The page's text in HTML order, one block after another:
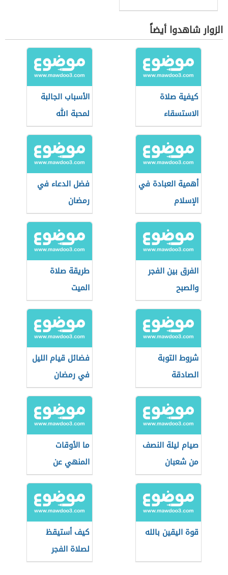
الزوار شاهدوا أيضاً
كيفية صلاة
الاستسقاء
الأسباب الجالبة
لمحبة الله
أهمية العبادة في
الإسلام
فضل الدعاء في
رمضان
الفرق بين الفجر
والصبح
طريقة صلاة
الميت
شروط التوبة
الصادقة
فضائل قيام الليل
في رمضان
صيام ليلة النصف
من شعبان
ما الأوقات
المنهي عن
الصلاة فيها؟
قوة اليقين بالله
كيف أستيقظ
لصلاة الفجر